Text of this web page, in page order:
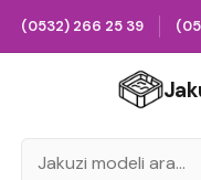
(0532) 266 25 39